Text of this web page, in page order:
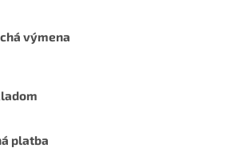
výmena
platba